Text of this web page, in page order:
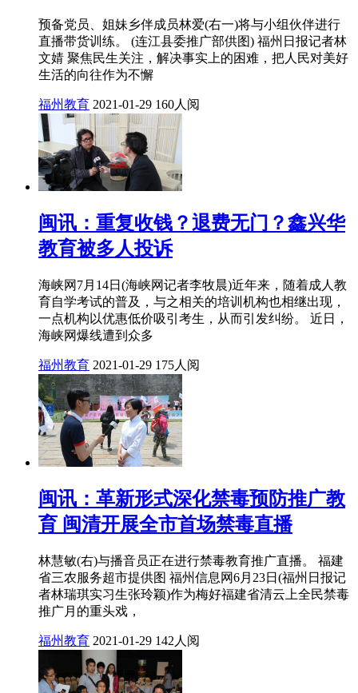
预备党员、姐妹乡伴成员林爱(右一)将与小组伙伴进行
直播带货训练。 (连江县委推广部供图) 福州日报记者林
文婧 聚焦民生关注，解决事实上的困难，把人民对美好
生活的向往作为不懈
福州教育 2021-01-29 160人阅
闽讯：重复收钱？退费无门？鑫兴华
教育被多人投诉
海峡网7月14日(海峡网记者李牧晨)近年来，随着成人教
育自学考试的普及，与之相关的培训机构也相继出现，
一点机构以优惠低价吸引考生，从而引发纠纷。 近日，
海峡网爆线遭到众多
福州教育 2021-01-29 175人阅
闽讯：革新形式深化禁毒预防推广教
育 闽清开展全市首场禁毒直播
林慧敏(右)与播音员正在进行禁毒教育推广直播。 福建
省三农服务超市提供图 福州信息网6月23日(福州日报记
者林瑞琪实习生张玲颖)作为梅好福建省清云上全民禁毒
推广月的重头戏，
福州教育 2021-01-29 142人阅